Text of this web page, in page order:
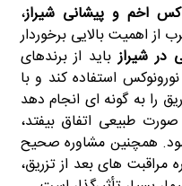
اخم و پیشانی شیراز،
اهمیت بالایی برخوردار
در شیرازباید از برندهای
استفاده کند و با
را به‌ گونه‌ ای انجام دهد
طبیعی اتفاق بیفتد،
همچنین مشاوره صحیح
های بعد از تزریق،